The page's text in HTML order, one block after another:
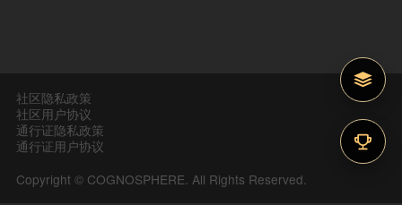
社区隐私政策
社区用户协议
通行证隐私政策
通行证用户协议
Copyright © COGNOSPHERE. All Rights Reserved.